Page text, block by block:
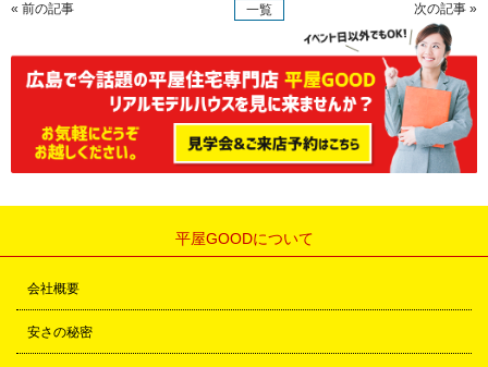
« 前の記事 一覧 次の記事 »
平屋GOODについて
会社概要
安さの秘密